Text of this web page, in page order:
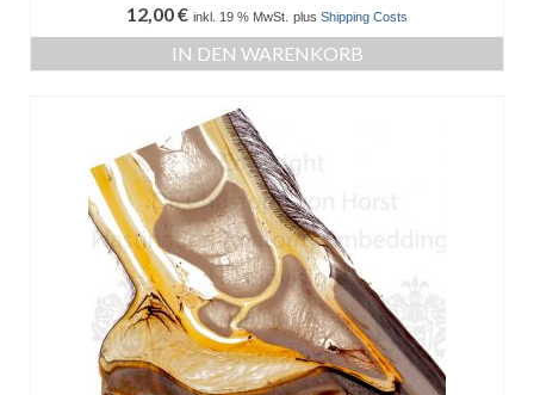
12,00€ inkl. 19 % MwSt. plus Shipping Costs
IN DEN WARENKORB